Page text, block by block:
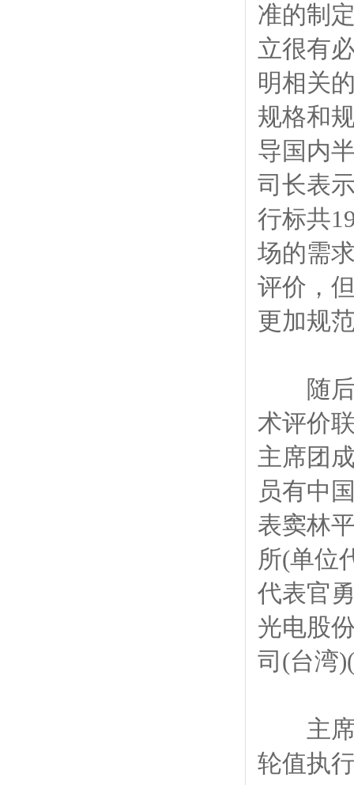
准的制
立很有
明相关
规格和
导国内
司长表
行标共
场的需
评价，
更加规
随后
术评价
主席团
员有中
表窦林
所(单位
代表官
光电股
司(台湾
主席
轮值执